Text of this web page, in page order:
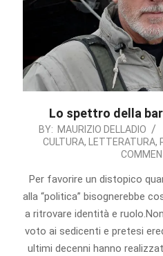
Lo spettro della
2024-
BY: MAURIZIO DELLADIO
CULTURA, LETTERATURA,
Per favorire un distopico
alla “politica” bisognerebbe
a ritrovare identità e
voto ai sedicenti e pretesi
ultimi decenni hanno